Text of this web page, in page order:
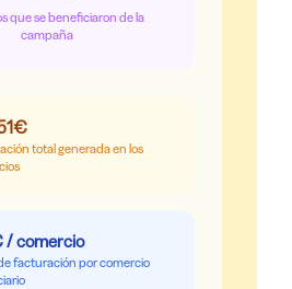
que se beneficiaron de la
campaña
€
total generada en los
comercio
facturación por comercio